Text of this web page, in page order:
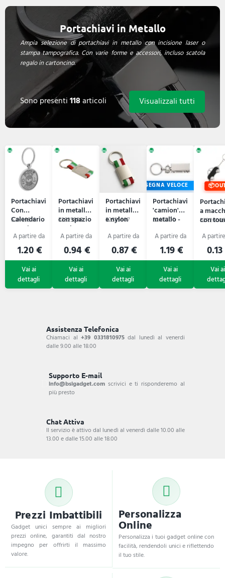
Portachiavi in Metallo
Ampia selezione di portachiavi in metallo con incisione laser o
stampa tampografica. Con varie forme e accessori, incluso scatola
regalo in cartoncino.
Sono presenti118articoli Visualizzali tutti
Portachiavi
Con
Calendario
Eternity
52N09516
1.20 €
Portachiavi
in metallo
con spazio
per logo
con resina
52S25908
0.94 €
Portachiavi
in metallo
e nylon
52S25907
0.87 €
CONSEGNA VELOCE
Portachiavi
'camion'
metallo -
52A6300
1.19 €
a
con
52R26005
Assistenza Telefonica
Chiamaci al+39 0331810975dal lunedì al venerdi
dalle 9.00 alle 18.00
Supporto E-mail
info@bsigadget.com scrivici e ti risponderemo al
più presto
Chat Attiva
Il servizio è attivo dal lunedì al venerdì dalle 10.00 alle
13.00 e dalle 15.00 alle 18.00
Prezzi Imbattibili
Gadget unici sempre ai migliori
prezzi online, garantiti dal nostro
impegno per offrirti il massimo
valore.
Personalizza
Online
Personalizza i tuoi gadget online con
facilità, rendendoli unici e riflettendo
il tuo stile.